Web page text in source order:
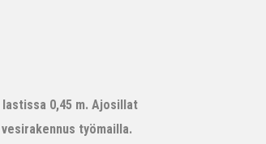
0,45 m. Ajosillat
työmailla.